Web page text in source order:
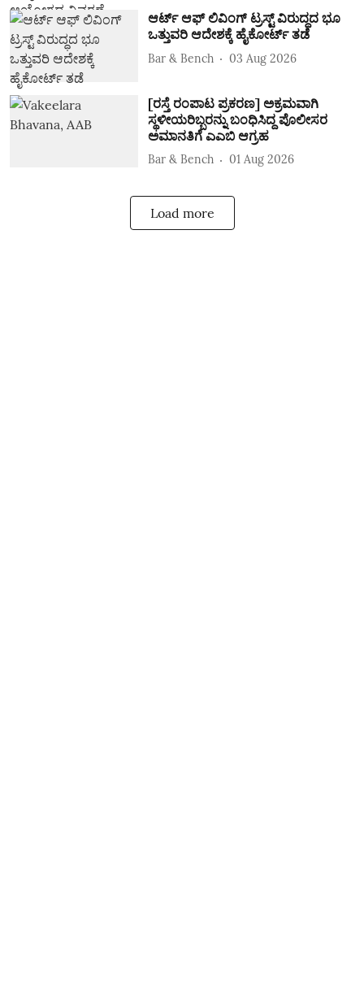
ಆರ್ಟ್‌ ಆಫ್‌ ಲಿವಿಂಗ್‌ ಟ್ರಸ್ಟ್‌ ವಿರುದ್ಧದ ಭೂ
ಒತ್ತುವರಿ ಆದೇಶಕ್ಕೆ ಹೈಕೋರ್ಟ್‌ ತಡೆ
Bar & Bench 03 Aug 2026
[ರಸ್ತೆ ರಂಪಾಟ ಪ್ರಕರಣ] ಅಕ್ರಮವಾಗಿ
ಸ್ಥಳೀಯರಿಬ್ಬರನ್ನು ಬಂಧಿಸಿದ್ದ ಪೊಲೀಸರ
ಅಮಾನತಿಗೆ ಎಎಬಿ ಆಗ್ರಹ
Bar & Bench 01 Aug 2026
Load more